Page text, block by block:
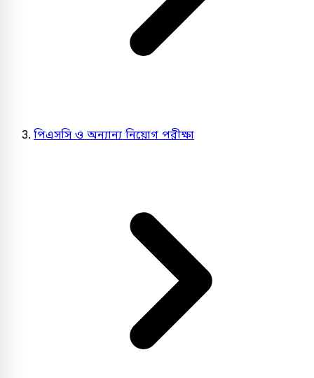
পিএসসি ও অন্যান্য নিয়োগ পরীক্ষা